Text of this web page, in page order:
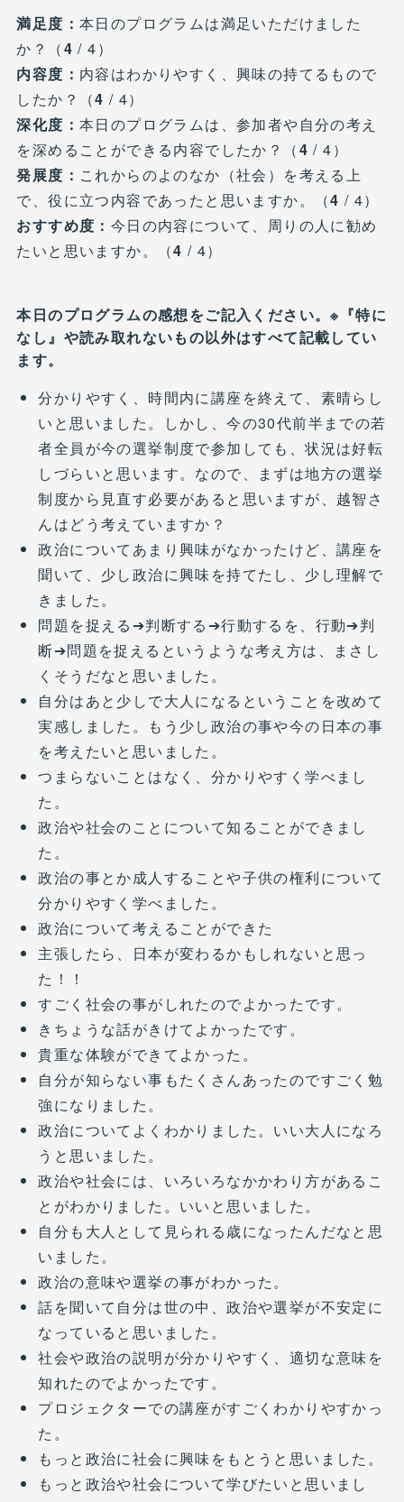
満足度： 本日のプログラムは満足いただけました
か？（4 / 4）
内容度： 内容はわかりやすく、興味の持てるもので
したか？（4 / 4）
深化度： 本日のプログラムは、参加者や自分の考え
を深めることができる内容でしたか？（4/ 4）
発展度： これからのよのなか（社会）を考える上
で、役に立つ内容であったと思いますか。（4 / 4）
おすすめ度： 今日の内容について、周りの人に勧め
たいと思いますか。（4/ 4）
本日のプログラムの感想をご記入ください。※『特に
なし』や読み取れないもの以外はすべて記載してい
ます。
分かりやすく、時間内に講座を終えて、素晴らし
いと思いました。しかし、今の30代前半までの若
者全員が今の選挙制度で参加しても、状況は好転
しづらいと思います。なので、まずは地方の選挙
制度から見直す必要があると思いますが、越智さ
んはどう考えていますか？
政治についてあまり興味がなかったけど、講座を
聞いて、少し政治に興味を持てたし、少し理解で
きました。
問題を捉える➔判断する➔行動するを、行動➔判
断➔問題を捉えるというような考え方は、まさし
くそうだなと思いました。
自分はあと少しで大人になるということを改めて
実感しました。もう少し政治の事や今の日本の事
を考えたいと思いました。
つまらないことはなく、分かりやすく学べまし
た。
政治や社会のことについて知ることができまし
た。
政治の事とか成人することや子供の権利について
分かりやすく学べました。
政治について考えることができた
主張したら、日本が変わるかもしれないと思っ
た！！
すごく社会の事がしれたのでよかったです。
きちょうな話がきけてよかったです。
貴重な体験ができてよかった。
自分が知らない事もたくさんあったのですごく勉
強になりました。
政治についてよくわかりました。いい大人になろ
うと思いました。
政治や社会には、いろいろなかかわり方があるこ
とがわかりました。いいと思いました。
自分も大人として見られる歳になったんだなと思
いました。
政治の意味や選挙の事がわかった。
話を聞いて自分は世の中、政治や選挙が不安定に
なっていると思いました。
社会や政治の説明が分かりやすく、適切な意味を
知れたのでよかったです。
プロジェクターでの講座がすごくわかりやすかっ
た。
もっと政治に社会に興味をもとうと思いました。
もっと政治や社会について学びたいと思いまし